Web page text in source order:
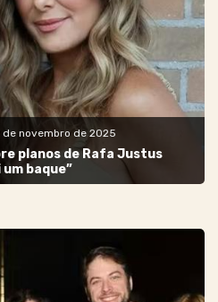
de novembro de 2025
planos de Rafa Justus
baque”